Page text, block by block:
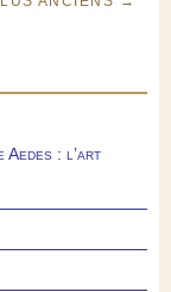
Aedes : l’art